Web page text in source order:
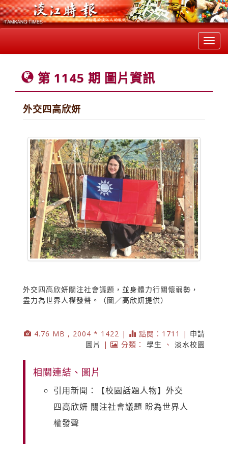
第 1145 期 圖片資訊
外交四高欣妍
外交四高欣妍關注社會議題，並身體力行關懷弱勢，
盡力為世界人權發聲。（圖／高欣妍提供）
4.76 MB , 2004 * 1422 | 點閱：1711 | 申請
圖片
| 分類： 學生 、 淡水校園
相關連結、圖片
引用新聞：【校園話題人物】外交
四高欣妍 關注社會議題 盼為世界人
權發聲